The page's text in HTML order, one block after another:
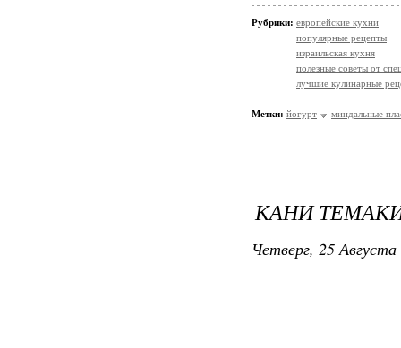
Рубрики: европейские кухни
популярные рецепты
израильская кухня
полезные советы от
лучшие кулинарные
Метки: йогурт миндальные
КАНИ
Четверг, 25